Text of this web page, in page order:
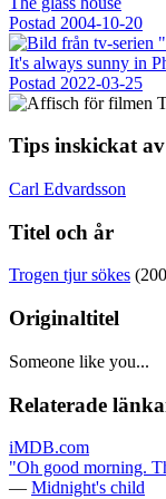
Postad 2004-10-20
It's always sunny in
Postad 2022-03-25
Tips inskickat av
Carl Edvardsson
Titel och år
Trogen tjur sökes
Originaltitel
Someone like you...
Relaterade
iMDB.com
"Oh good morning.
— Midnight's child